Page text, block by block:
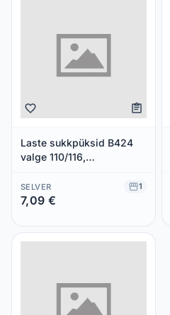
Laste sukkpüksid B424
valge 110/116,
SELVER 1
7,09 €